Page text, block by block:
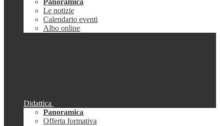
Panoramica
Le notizie
Calendario eventi
Albo online
Didattica
Panoramica
Offerta formativa